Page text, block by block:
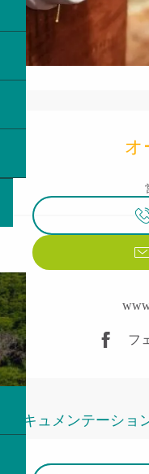
オ
フ
ドキュメンテーショ